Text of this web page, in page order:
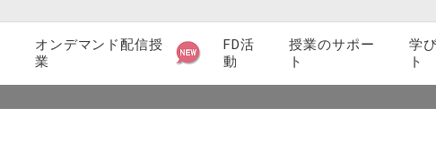
オンデマンド配信授
業
FD活
動
授業のサポー
ト
学
ト